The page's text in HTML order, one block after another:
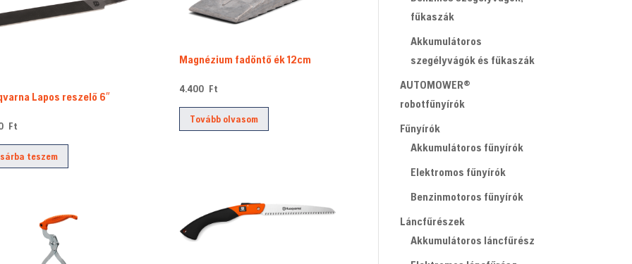
Lapos reszelő 6″
Ft
teszem
Magnézium fadöntő ék 12cm
4.400 Ft
Tovább olvasom
fűkaszák
Akkumulátoros
szegélyvágók és fűkaszák
AUTOMOWER®
robotfűnyírók
Fűnyírók
Akkumulátoros fűnyírók
Elektromos fűnyírók
Benzinmotoros fűnyírók
Láncfűrészek
Akkumulátoros láncfűrész